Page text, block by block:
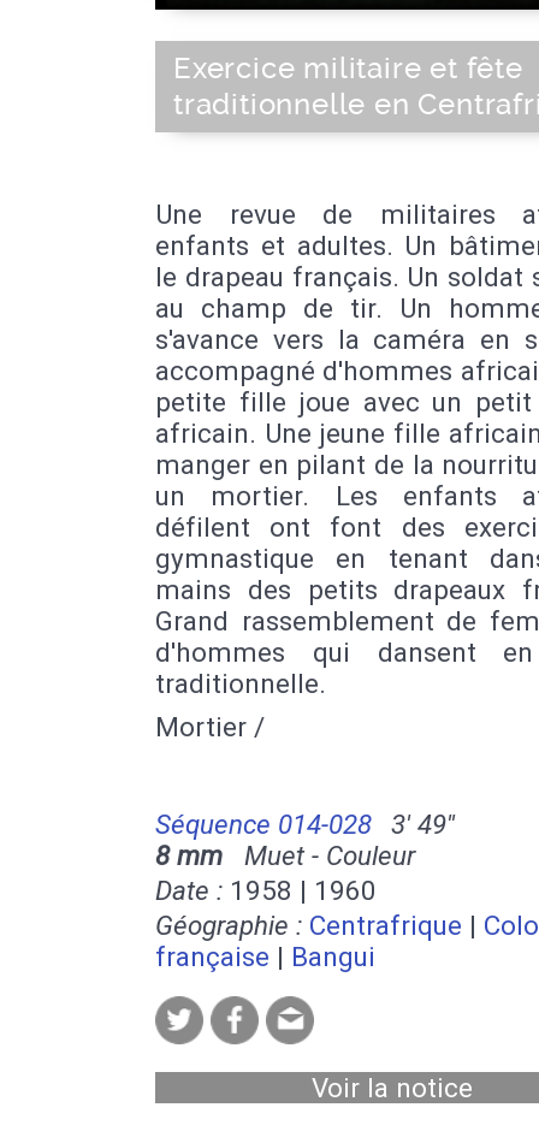
Exercice militaire et fête
traditionnelle en
Une revue de militaires
enfants et adultes. Un
le drapeau français. Un soldat
au champ de tir. Un
s'avance vers la caméra en
accompagné d'hommes
petite fille joue avec un petit
africain. Une jeune fille
manger en pilant de la
un mortier. Les enfants
défilent ont font des
gymnastique en tenant
mains des petits drapeaux
Grand rassemblement de
d'hommes qui dansent
traditionnelle.
Mortier /
Séquence 014-028
3' 49''
8 mm Muet - Couleur
Date : 1958 | 1960
Géographie : Centrafrique |
française | Bangui
Voir la notice